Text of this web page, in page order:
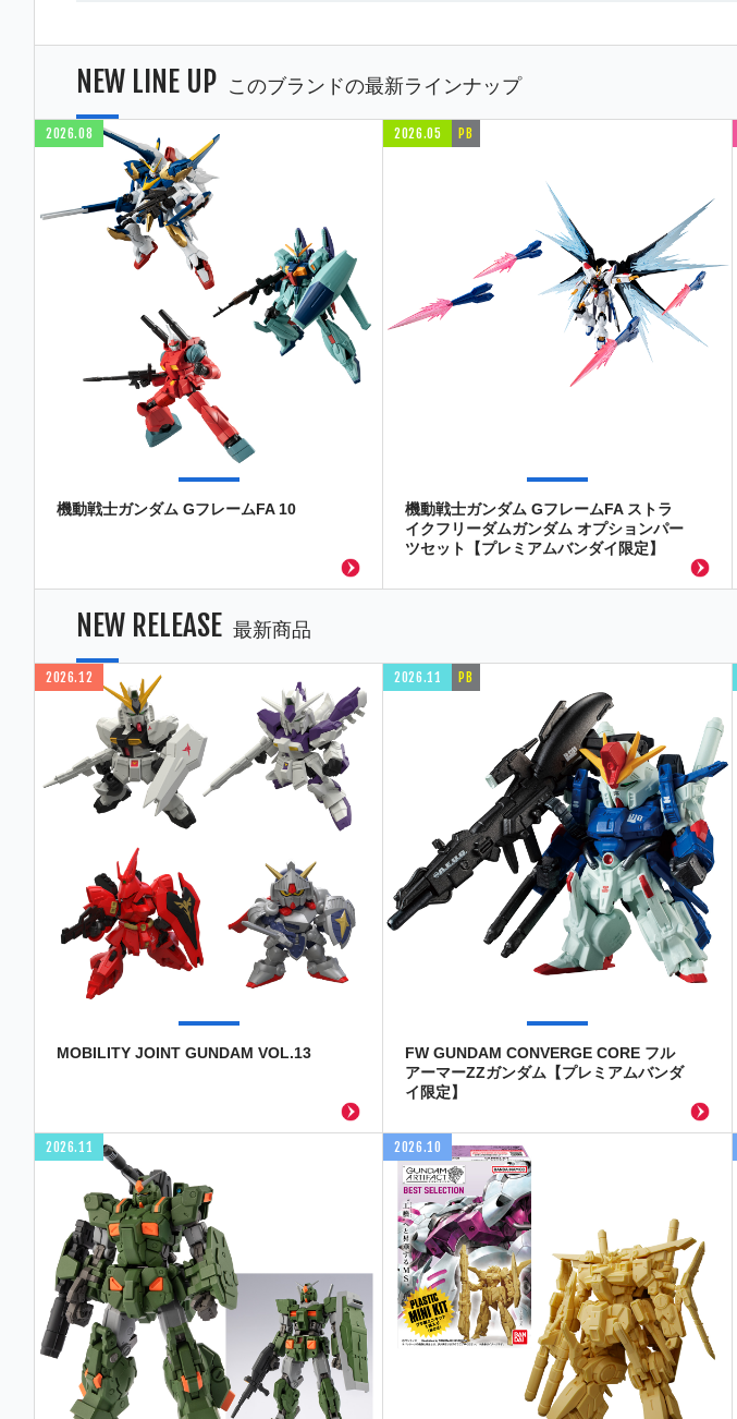
NEW LINE UP このブランドの最新ラインナップ
2026.08
機動戦士ガンダム GフレームFA 10
2026.05 PB
機動戦士ガンダム GフレームFA ストラ
イクフリーダムガンダム オプションパー
ツセット【プレミアムバンダイ限定】
NEW RELEASE 最新商品
2026.12
MOBILITY JOINT GUNDAM VOL.13
2026.11 PB
FW GUNDAM CONVERGE CORE フル
アーマーZZガンダム【プレミアムバンダ
イ限定】
2026.11 2026.10